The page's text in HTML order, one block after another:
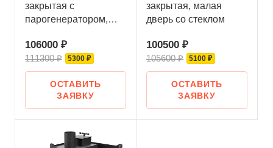
закрытая с
парогенератором,
стеклом
106000 ₽
111300 ₽ 5300 ₽
ОСТАВИТЬ
ЗАЯВКУ
закрытая, малая
дверь со стеклом
100500 ₽
105600 ₽ 5100 ₽
ОСТАВИТЬ
ЗАЯВКУ